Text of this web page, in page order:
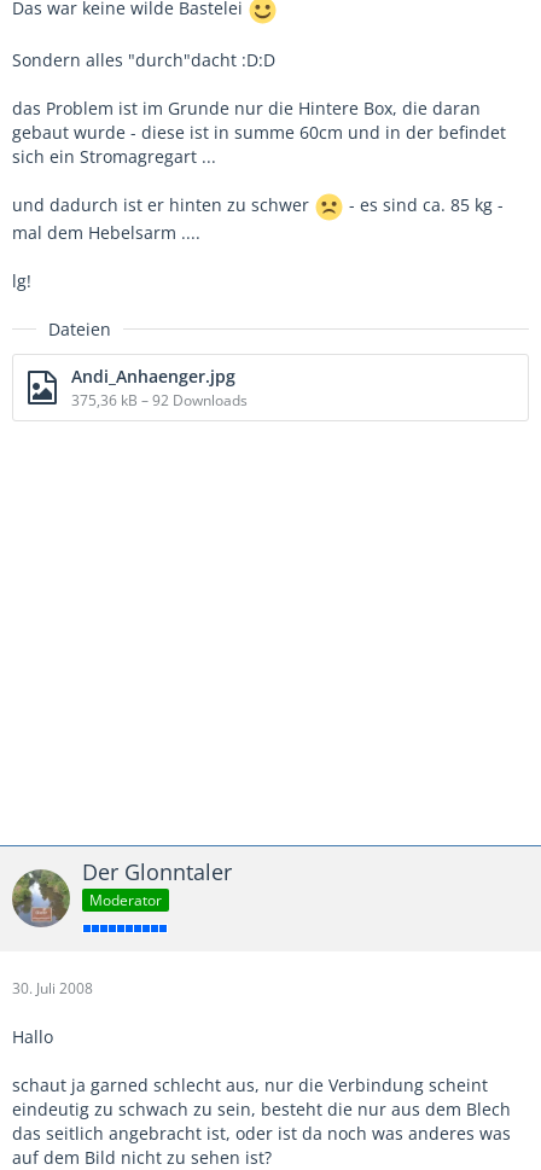
Das war keine wilde Bastelei
Sondern alles "durch"dacht :D:D
das Problem ist im Grunde nur die Hintere Box, die daran
gebaut wurde - diese ist in summe 60cm und in der befindet
sich ein Stromagregart ...
und dadurch ist er hinten zu schwer
- es sind ca. 85 kg -
mal dem Hebelsarm ....
lg!
Dateien
Andi_Anhaenger.jpg
375,36 kB – 92 Downloads
Der Glonntaler
Moderator
30. Juli 2008
Hallo
schaut ja garned schlecht aus, nur die Verbindung scheint
eindeutig zu schwach zu sein, besteht die nur aus dem Blech
das seitlich angebracht ist, oder ist da noch was anderes was
auf dem Bild nicht zu sehen ist?